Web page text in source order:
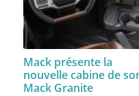
Mack présente la
nouvelle cabine de
Mack Granite